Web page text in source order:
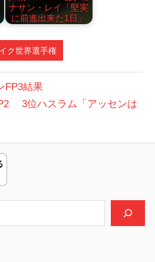
ナサン・レイ「堅実
に前進出来た1日」
ク世界選手権
FP3結果
3位ハスラム「アッセンは